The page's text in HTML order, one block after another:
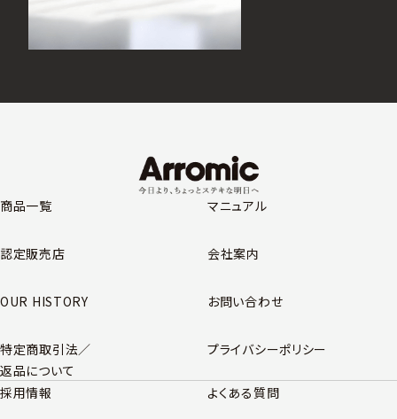
商品一覧 マニュアル
認定販売店 会社案内
OUR HISTORY お問い合わせ
特定商取引法／
返品について
プライバシーポリシー
採用情報 よくある質問